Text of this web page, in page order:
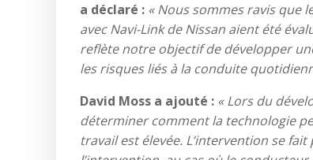
a déclaré : « Nous sommes ravis que
avec Navi-Link de Nissan aient été
reflète notre objectif de développer
les risques liés à la conduite
David Moss a ajouté : « Lors du
déterminer comment la technologie
travail est élevée. L’intervention se